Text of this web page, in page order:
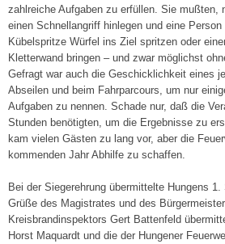
zahlreiche Aufgaben zu erfüllen. Sie mußten,
einen Schnellangriff hinlegen und eine
Kübelspritze Würfel ins Ziel spritzen oder
Kletterwand bringen – und zwar möglichst
Gefragt war auch die Geschicklichkeit eines
Abseilen und beim Fahrparcours, um nur
Aufgaben zu nennen. Schade nur, daß die
Stunden benötigten, um die Ergebnisse zu
kam vielen Gästen zu lang vor, aber die
kommenden Jahr Abhilfe zu schaffen.
Bei der Siegerehrung übermittelte Hungens
Grüße des Magistrates und des
Kreisbrandinspektors Gert Battenfeld
Horst Maquardt und die der Hungener